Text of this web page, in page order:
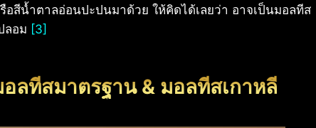
สีน้ำตาลอ่อนปะปนมาด้วย ให้คิดได้เลยว่า อาจเป็นมอลทีส
ลอม [3]
ลทีสมาตรฐาน & มอลทีสเกาหลี